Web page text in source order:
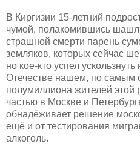
В Киргизии 15-летний
чумой, полакомившись
страшной смерти парень
земляков, которых сейчас
но кое-кто успел
Отечестве нашем, по самым
полумиллиона жителей этой
частью в Москве и
обнадёживает решение
ещё и от тестирования
алкоголь.